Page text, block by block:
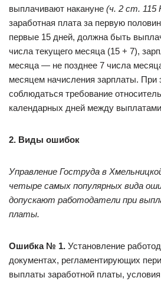
выплачивают накануне (ч. 2 ст. 115
заработная плата за первую
первые 15 дней, должна быть
числа текущего месяца (15 + 7),
месяца — не позднее 7 числа
месяцем начисления зарплаты. При
соблюдаться требование
календарных дней между
2. Виды ошибок
Управление Гоструда в
четыре самых популярных вида
допускают работодатели при
платы.
Ошибка № 1. Установление
документах, регламентирующих
выплаты заработной платы,